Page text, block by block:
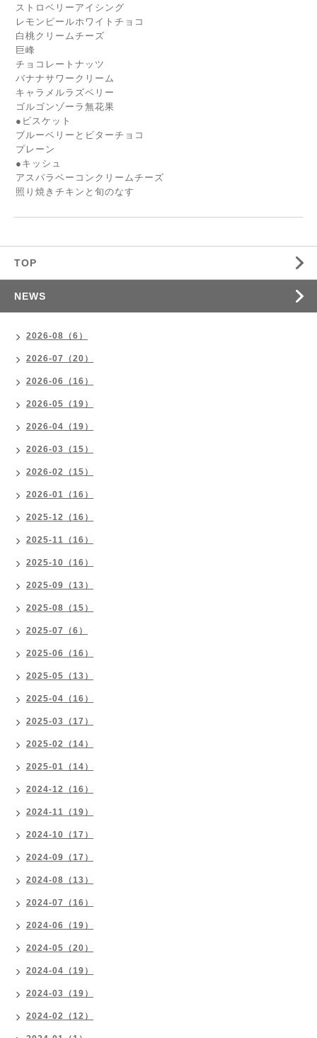
ストロベリーアイシング
レモンピールホワイトチョコ
白桃クリームチーズ
巨峰
チョコレートナッツ
バナナサワークリーム
キャラメルラズベリー
ゴルゴンゾーラ無花果
●ビスケット
ブルーベリーとビターチョコ
プレーン
●キッシュ
アスパラベーコンクリームチーズ
照り焼きチキンと旬のなす
TOP
NEWS
2026-08（6）
2026-07（20）
2026-06（16）
2026-05（19）
2026-04（19）
2026-03（15）
2026-02（15）
2026-01（16）
2025-12（16）
2025-11（16）
2025-10（16）
2025-09（13）
2025-08（15）
2025-07（6）
2025-06（16）
2025-05（13）
2025-04（16）
2025-03（17）
2025-02（14）
2025-01（14）
2024-12（16）
2024-11（19）
2024-10（17）
2024-09（17）
2024-08（13）
2024-07（16）
2024-06（19）
2024-05（20）
2024-04（19）
2024-03（19）
2024-02（12）